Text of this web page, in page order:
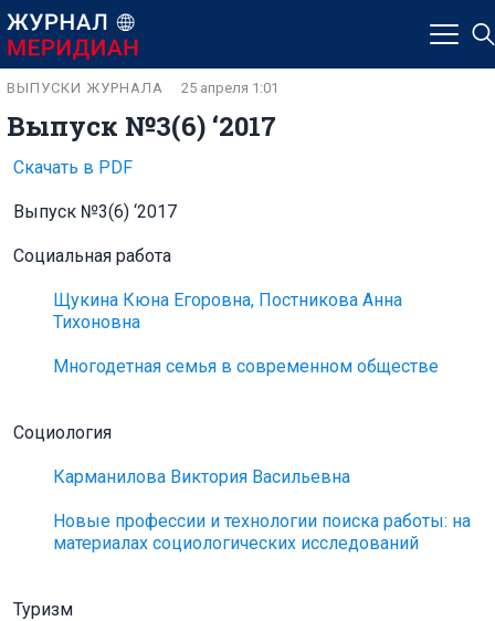
Выпуск №3(6) ‘2017
ВЫПУСКИ ЖУРНАЛА 25 апреля 1:01
Скачать в PDF
Выпуск №3(6) ‘2017
Социальная работа
Щукина Кюна Егоровна, Постникова Анна
Тихоновна
Многодетная семья в современном обществе
Социология
Карманилова Виктория Васильевна
Новые профессии и технологии поиска работы: на
материалах социологических исследований
Туризм